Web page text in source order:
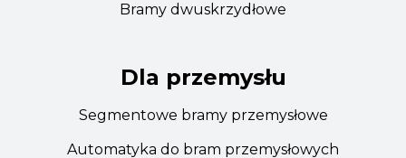
Bramy dwuskrzydłowe
Dla przemysłu
Segmentowe bramy przemysłowe
Automatyka do bram przemysłowych